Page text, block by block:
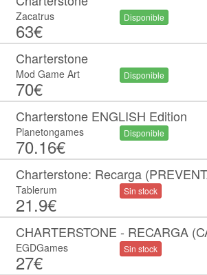
Zacatrus
63€
Disponible
Charterstone
Mod Game Art
70€
Disponible
Charterstone ENGLISH Edition
Planetongames
70.16€
Disponible
Charterstone: Recarga
Tablerum
21.9€
Sin stock
CHARTERSTONE - RECARGA
EGDGames
27€
Sin stock